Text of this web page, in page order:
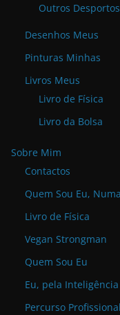
Outros
Desenhos Meus
Pinturas Minhas
Livros Meus
Livro de Física
Livro da Bolsa
Sobre Mim
Contactos
Quem Sou Eu,
Livro de Física
Vegan Strongman
Quem Sou Eu
Eu, pela
Percurso